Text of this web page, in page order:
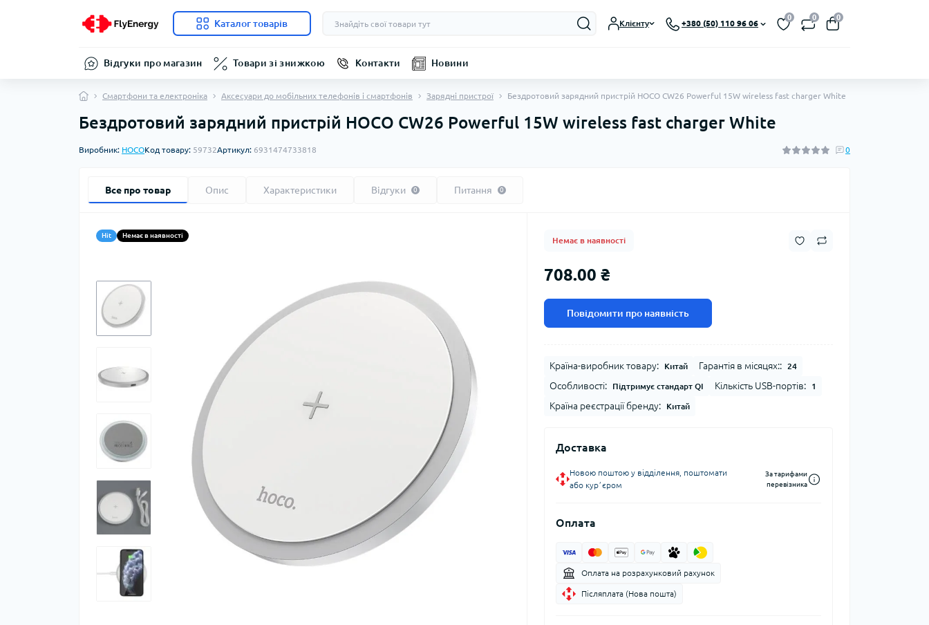
Каталог товарів Клієнту +380 (50) 110 96 06
0 0 0
Відгуки про магазин Товари зі знижкою Контакти Новини
Смартфони та електроніка Аксесуари до мобільних телефонів і смартфонів Зарядні пристрої Бездротовий зарядний пристрій HOCO CW26 Powerful 15W wireless fast charger White
Бездротовий зарядний пристрій HOCO CW26 Powerful 15W wireless fast charger White
Виробник: HOCOКод товару: 59732Артикул: 6931474733818 0
Все про товар Опис Характеристики Відгуки 0 Питання 0
Hit Немає в наявності
Немає в наявності
708.00 ₴
Повідомити про наявність
Країна-виробник товару: Китай Гарантія в місяцях:: 24
Особливості: Підтримує стандарт QI Кількість USB-портів: 1
Країна реєстрації бренду: Китай
Доставка
Новою поштою у відділення, поштомати
або курʼєром
За тарифами
перевізника
Оплата
Оплата на розрахунковий рахунок
Післяплата (Нова пошта)